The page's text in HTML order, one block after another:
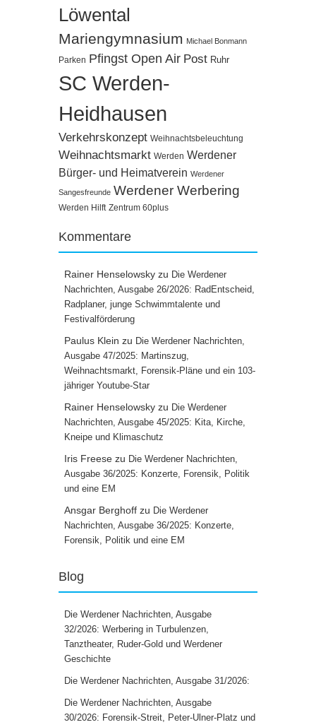
Löwental
Mariengymnasium Michael Bonmann
Parken Pfingst Open Air Post Ruhr
SC Werden-
Heidhausen
Verkehrskonzept Weihnachtsbeleuchtung
Weihnachtsmarkt Werden Werdener
Bürger- und Heimatverein Werdener
Sangesfreunde Werdener Werbering
Werden Hilft Zentrum 60plus
Kommentare
Rainer Henselowsky zu Die Werdener
Nachrichten, Ausgabe 26/2026: RadEntscheid,
Radplaner, junge Schwimmtalente und
Festivalförderung
Paulus Klein zu Die Werdener Nachrichten,
Ausgabe 47/2025: Martinszug,
Weihnachtsmarkt, Forensik-Pläne und ein 103-
jähriger Youtube-Star
Rainer Henselowsky zu Die Werdener
Nachrichten, Ausgabe 45/2025: Kita, Kirche,
Kneipe und Klimaschutz
Iris Freese zu Die Werdener Nachrichten,
Ausgabe 36/2025: Konzerte, Forensik, Politik
und eine EM
Ansgar Berghoff zu Die Werdener
Nachrichten, Ausgabe 36/2025: Konzerte,
Forensik, Politik und eine EM
Blog
Die Werdener Nachrichten, Ausgabe
32/2026: Werbering in Turbulenzen,
Tanztheater, Ruder-Gold und Werdener
Geschichte
Die Werdener Nachrichten, Ausgabe 31/2026:
Die Werdener Nachrichten, Ausgabe
30/2026: Forensik-Streit, Peter-Ulner-Platz und